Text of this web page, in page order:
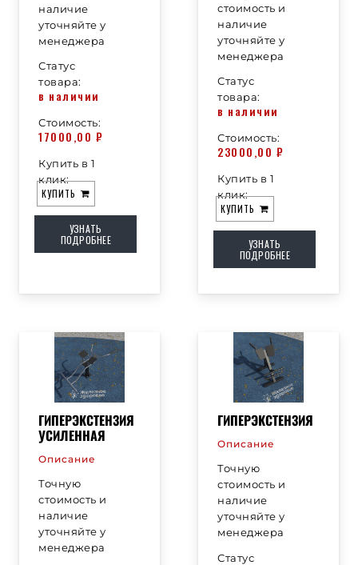
наличие
уточняйте у
менеджера
Статус
товара:
в наличии
Стоимость:
17000,00 ₽
Купить в 1
клик:
КУПИТЬ
УЗНАТЬ
ПОДРОБНЕЕ
стоимость и
наличие
уточняйте у
менеджера
Статус
товара:
в наличии
Стоимость:
23000,00 ₽
Купить в 1
клик:
КУПИТЬ
УЗНАТЬ
ПОДРОБНЕЕ
ГИПЕРЭКСТЕНЗИЯ
УСИЛЕННАЯ
Описание
Точную
стоимость и
наличие
уточняйте у
менеджера
ГИПЕРЭКСТЕНЗИЯ
Описание
Точную
стоимость и
наличие
уточняйте у
менеджера
Статус